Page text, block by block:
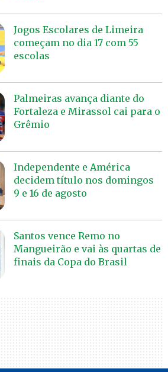
Jogos Escolares de Limeira
começam no dia 17 com 55
escolas
Palmeiras avança diante do
Fortaleza e Mirassol cai para o
Grêmio
Independente e América
decidem título nos domingos
9 e 16 de agosto
Santos vence Remo no
Mangueirão e vai às quartas de
finais da Copa do Brasil